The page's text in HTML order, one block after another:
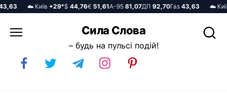
☁️ Київ+29°$44,76€51,61А-9581,07ДП92,70Газ43,63 ☁️ Київ
до
Сила Слова
– будь на пульсі подій!